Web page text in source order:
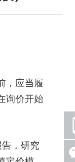
，应当履
询价开始
，研究